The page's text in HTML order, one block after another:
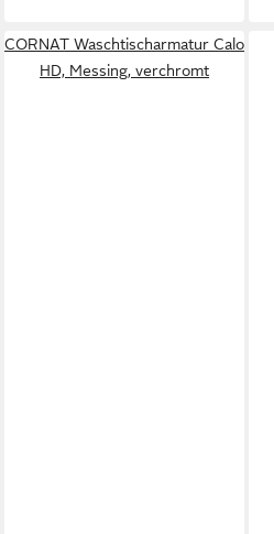
CORNAT Waschtischarmatur Calo
HD, Messing, verchromt